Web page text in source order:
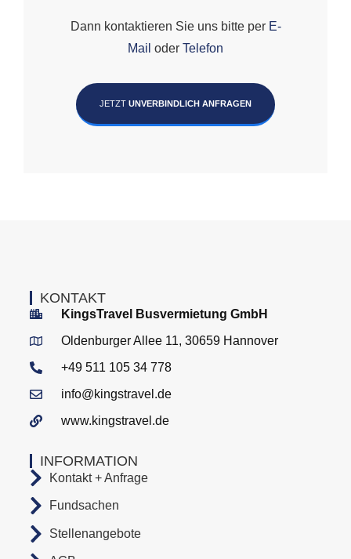
Dann kontaktieren Sie uns bitte per E-
Mail oder Telefon
JETZT UNVERBINDLICH ANFRAGEN
INFORMATION
Kontakt + Anfrage
Fundsachen
Stellenangebote
KONTAKT
KingsTravel Busvermietung GmbH
Oldenburger Allee 11, 30659 Hannover
+49 511 105 34 778
info@kingstravel.de
www.kingstravel.de